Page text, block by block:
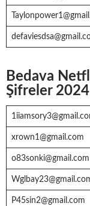
Bedava
Şifreler 2024
xrown1@gmail.com
o83sonki@gmail.com
P45sin2@gmail.com